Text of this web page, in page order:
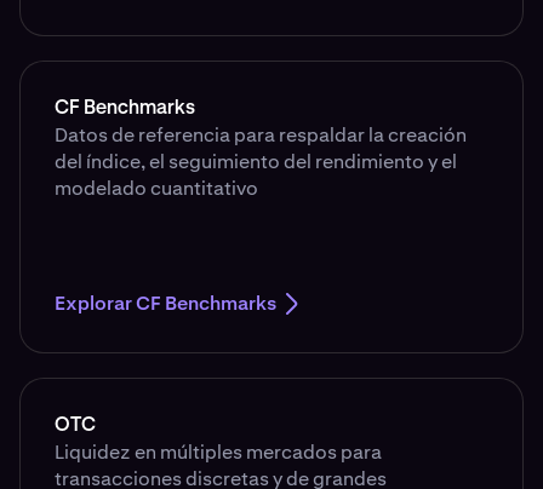
CF Benchmarks
Datos de referencia para respaldar la creación
del índice, el seguimiento del rendimiento y el
modelado cuantitativo
Explorar CF Benchmarks
OTC
Liquidez en múltiples mercados para
transacciones discretas y de grandes